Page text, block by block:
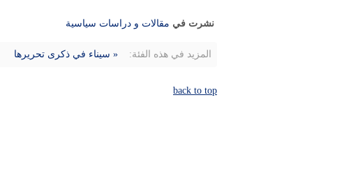
نشرت في مقالات و دراسات سياسية
المزيد في هذه الفئة: « سيناء في ذكرى تحريرها
back to top